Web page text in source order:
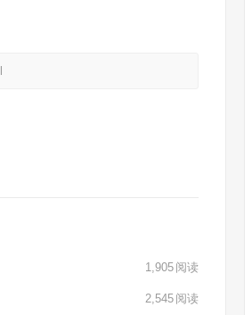
1,905 阅读
2,545 阅读